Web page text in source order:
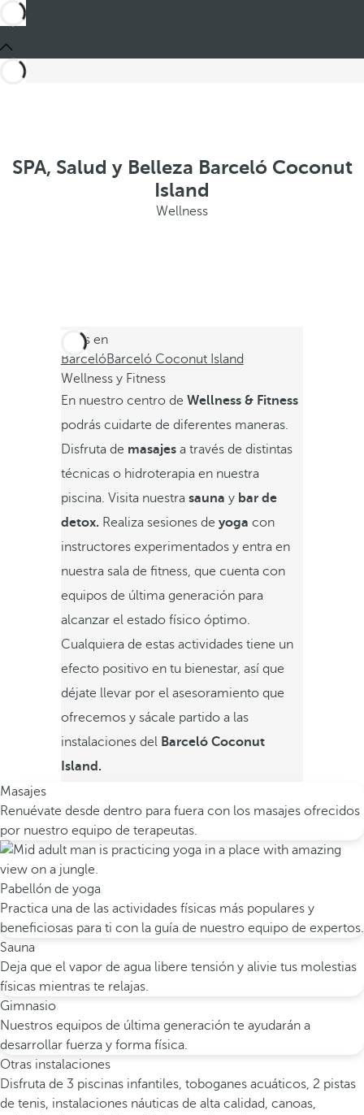
SPA, Salud y Belleza Barceló Coconut
Island
Wellness
Estás en
BarcelóBarceló Coconut Island
Wellness y Fitness
En nuestro centro de Wellness & Fitness
podrás cuidarte de diferentes maneras.
Disfruta de masajes a través de distintas
técnicas o hidroterapia en nuestra
piscina. Visita nuestra sauna y bar de
detox. Realiza sesiones de yoga con
instructores experimentados y entra en
nuestra sala de fitness, que cuenta con
equipos de última generación para
alcanzar el estado físico óptimo.
Cualquiera de estas actividades tiene un
efecto positivo en tu bienestar, así que
déjate llevar por el asesoramiento que
ofrecemos y sácale partido a las
instalaciones del Barceló Coconut
Island.
Masajes
Renuévate desde dentro para fuera con los masajes ofrecidos
por nuestro equipo de terapeutas.
Pabellón de yoga
Practica una de las actividades físicas más populares y
beneficiosas para ti con la guía de nuestro equipo de expertos.
Sauna
Deja que el vapor de agua libere tensión y alivie tus molestias
físicas mientras te relajas.
Gimnasio
Nuestros equipos de última generación te ayudarán a
desarrollar fuerza y forma física.
Otras instalaciones
Disfruta de 3 piscinas infantiles, toboganes acuáticos, 2 pistas
de tenis, instalaciones náuticas de alta calidad, canoas,